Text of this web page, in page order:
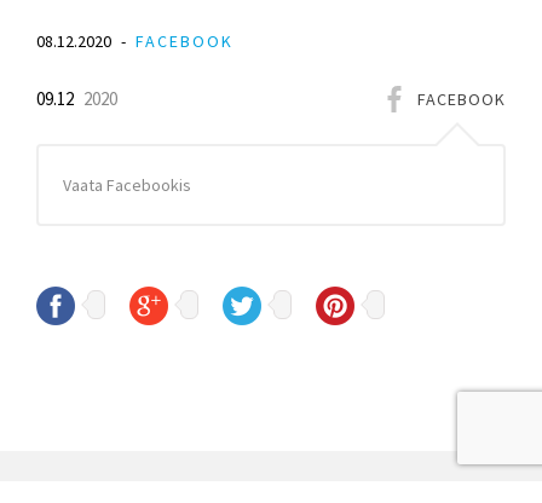
08.12.2020 FACEBOOK
FACEBOOK
09.12 2020
Vaata Facebookis